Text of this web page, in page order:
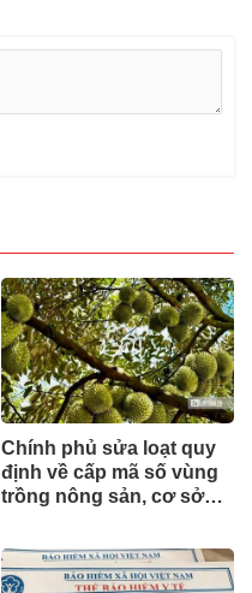
Chính phủ sửa loạt quy
định về cấp mã số vùng
trồng nông sản, cơ sở